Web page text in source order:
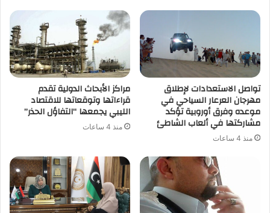
تواصل الاستعدادات لإطلاق
مهرجان العرعار السياحي في
موعده وفرق أوروبية تؤكد
مشاركتها في ألعاب الشاطئ
منذ 4 ساعات
مراكز الأبحاث الدولية تقدم
قراءاتها وتوقعاتها للاقتصاد
الليبي يجمعها “التفاؤل الحذر”
منذ 4 ساعات